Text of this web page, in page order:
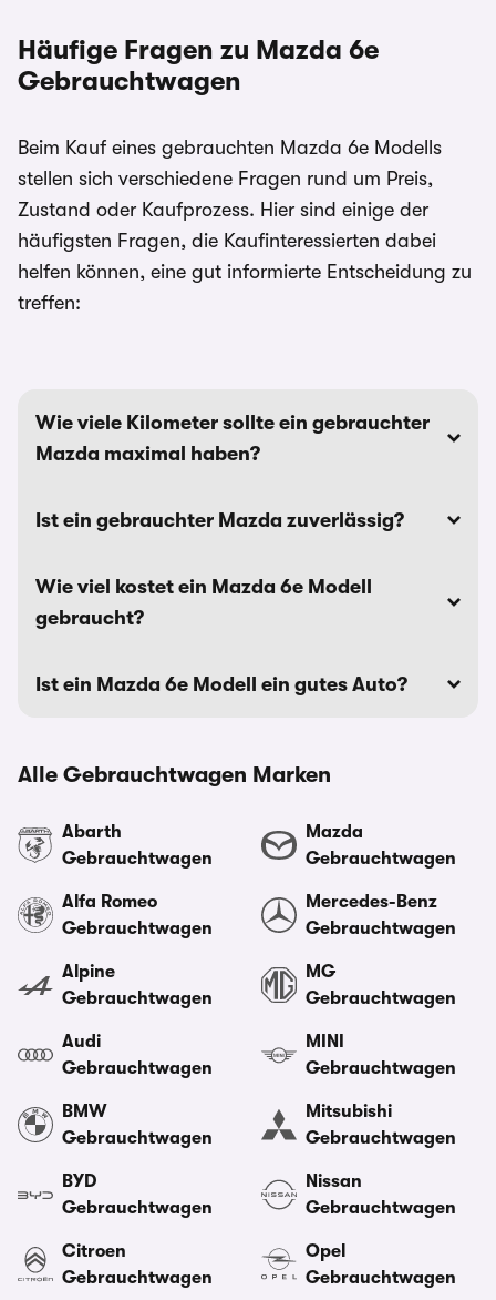
Häufige Fragen zu Mazda 6e
Gebrauchtwagen
Beim Kauf eines gebrauchten Mazda 6e Modells
stellen sich verschiedene Fragen rund um Preis,
Zustand oder Kaufprozess. Hier sind einige der
häufigsten Fragen, die Kaufinteressierten dabei
helfen können, eine gut informierte Entscheidung zu
treffen:
Wie viele Kilometer sollte ein gebrauchter
Mazda maximal haben?
Ist ein gebrauchter Mazda zuverlässig?
Wie viel kostet ein Mazda 6e Modell
gebraucht?
Ist ein Mazda 6e Modell ein gutes Auto?
Alle Gebrauchtwagen Marken
Abarth
Gebrauchtwagen
Alfa Romeo
Gebrauchtwagen
Alpine
Gebrauchtwagen
Audi
Gebrauchtwagen
BMW
Gebrauchtwagen
BYD
Gebrauchtwagen
Citroen
Gebrauchtwagen
Mazda
Gebrauchtwagen
Mercedes-Benz
Gebrauchtwagen
MG
Gebrauchtwagen
MINI
Gebrauchtwagen
Mitsubishi
Gebrauchtwagen
Nissan
Gebrauchtwagen
Opel
Gebrauchtwagen